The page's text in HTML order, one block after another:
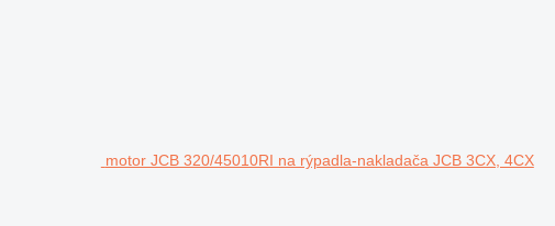
motor JCB 320/45010RI na rýpadla-nakladača JCB 3CX, 4CX